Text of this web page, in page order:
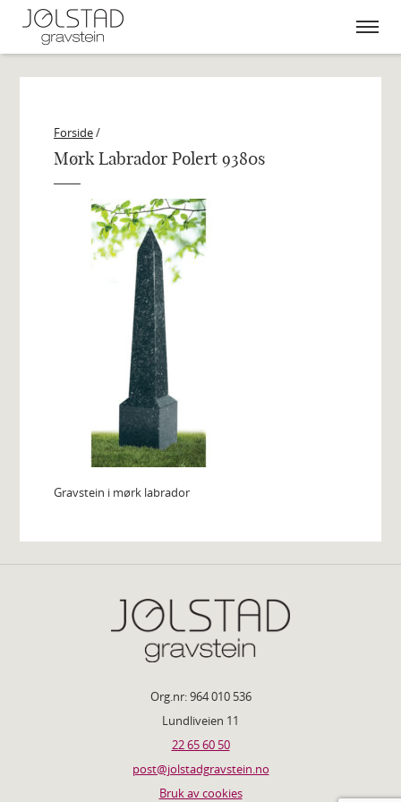
content
Forside/
Mørk Labrador Polert 9380s
Gravstein i mørk labrador
Org.nr: 964 010 536
Lundliveien 11
22 65 60 50
post@jolstadgravstein.no
Bruk av cookies